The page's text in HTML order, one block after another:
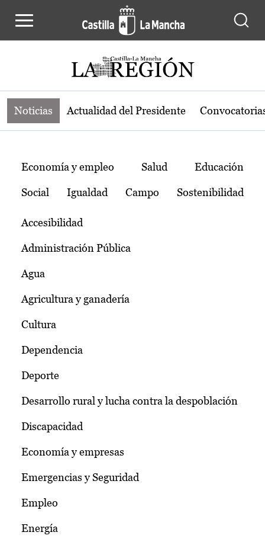
Noticias de la región de Castilla-La
Noticias Actualidad del Presidente
Temas
Economía y empleo Salud Educación
Social Igualdad Campo Sostenibilidad
Accesibilidad
Administración Pública
Agua
Agricultura y ganadería
Cultura
Dependencia
Deporte
Desarrollo rural y lucha contra la despoblación
Discapacidad
Economía y empresas
Emergencias y Seguridad
Empleo
Energía